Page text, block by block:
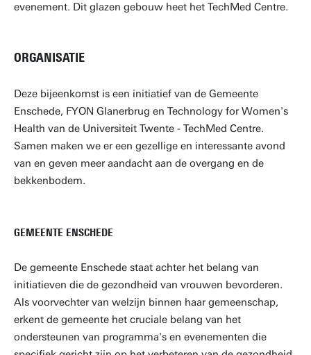
evenement. Dit glazen gebouw heet het TechMed Centre.
ORGANISATIE
Deze bijeenkomst is een initiatief van de Gemeente
Enschede, FYON Glanerbrug en Technology for Women's
Health van de Universiteit Twente - TechMed Centre.
Samen maken we er een gezellige en interessante avond
van en geven meer aandacht aan de overgang en de
bekkenbodem.
GEMEENTE ENSCHEDE
De gemeente Enschede staat achter het belang van
initiatieven die de gezondheid van vrouwen bevorderen.
Als voorvechter van welzijn binnen haar gemeenschap,
erkent de gemeente het cruciale belang van het
ondersteunen van programma's en evenementen die